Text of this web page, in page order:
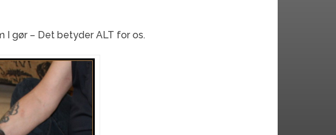
I gør – Det betyder ALT for os.